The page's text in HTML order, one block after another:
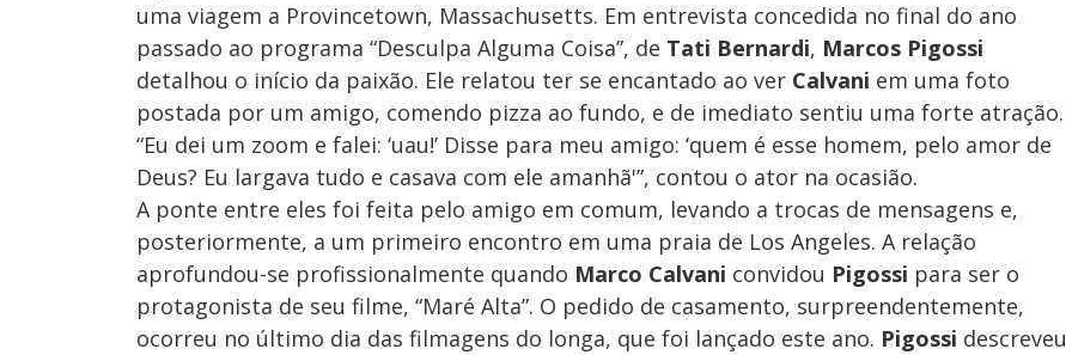
uma viagem a Provincetown, Massachusetts. Em entrevista concedida no final do ano
passado ao programa “Desculpa Alguma Coisa”, de Tati Bernardi, Marcos Pigossi
detalhou o início da paixão. Ele relatou ter se encantado ao ver Calvani em uma foto
postada por um amigo, comendo pizza ao fundo, e de imediato sentiu uma forte atração.
“Eu dei um zoom e falei: ‘uau!’ Disse para meu amigo: ‘quem é esse homem, pelo amor de
Deus? Eu largava tudo e casava com ele amanhã'”, contou o ator na ocasião.
A ponte entre eles foi feita pelo amigo em comum, levando a trocas de mensagens e,
posteriormente, a um primeiro encontro em uma praia de Los Angeles. A relação
aprofundou-se profissionalmente quando Marco Calvani convidou Pigossi para ser o
protagonista de seu filme, “Maré Alta”. O pedido de casamento, surpreendentemente,
ocorreu no último dia das filmagens do longa, que foi lançado este ano. Pigossi descreveu